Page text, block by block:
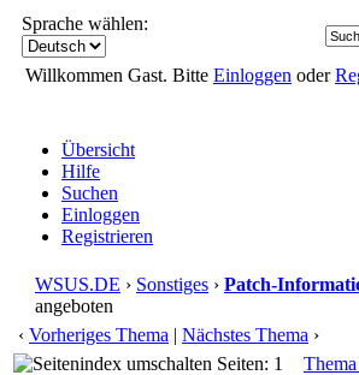
Sprache wählen:
Willkommen Gast. Bitte Einloggen oder
Übersicht
Hilfe
Suchen
Einloggen
Registrieren
WSUS.DE › Sonstiges › Patch-
angeboten
‹ Vorheriges Thema | Nächstes Thema ›
Seiten: 1